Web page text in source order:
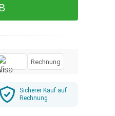
Rechnung
Sicherer Kauf auf
Rechnung